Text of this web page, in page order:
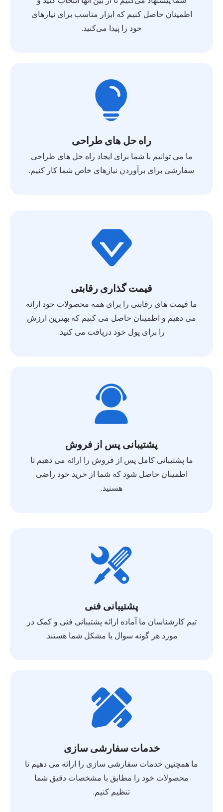
اطمینان حاصل کنیم که ابزار مناسب برای نیازهای
خود را پیدا می‌کنید.
راه حل های طراحی
ما می توانیم با شما برای ایجاد راه حل های طراحی
سفارشی برای برآوردن نیازهای خاص شما کار کنیم.
قیمت گذاری رقابتی
ما قیمت های رقابتی را برای همه محصولات خود ارائه
می دهیم و اطمینان حاصل می کنیم که بهترین ارزش
را برای پول خود دریافت می کنید.
پشتیبانی پس از فروش
ما پشتیبانی کامل پس از فروش را ارائه می دهیم تا
اطمینان حاصل شود که شما از خرید خود راضی
هستید.
پشتیبانی فنی
تیم کارشناسان ما آماده ارائه پشتیبانی فنی و کمک در
مورد هر گونه سوال یا مشکل شما هستند.
خدمات سفارشی سازی
ما همچنین خدمات سفارشی سازی را ارائه می دهیم تا
محصولات خود را مطابق با مشخصات دقیق شما
تنظیم کنیم.